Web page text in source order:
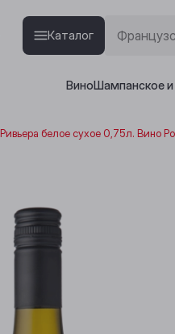
Каталог
ВиноШампанское и
Ривьера белое сухое 0,75л. Вино